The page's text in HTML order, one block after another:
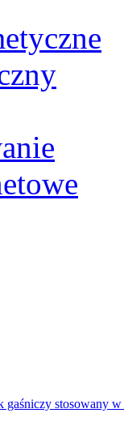
gaśniczy stosowany w